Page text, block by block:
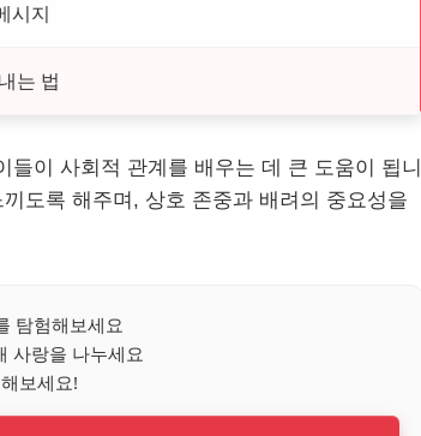
시지
는 법
이 사회적 관계를 배우는 데 큰 도움이 됩니
도록 해주며, 상호 존중과 배려의 중요성을
탐험해보세요
사랑을 나누세요
보세요!